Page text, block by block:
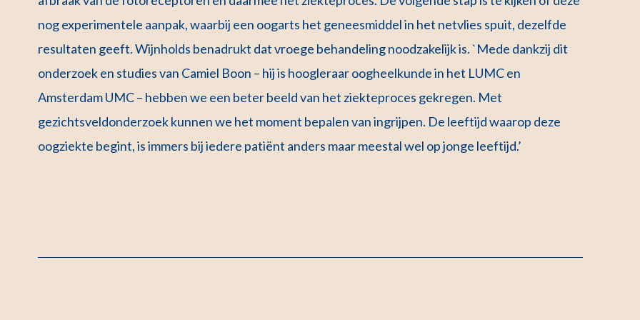
nog experimentele aanpak, waarbij een oogarts het geneesmiddel in het netvlies spuit, dezelfde
resultaten geeft. Wijnholds benadrukt dat vroege behandeling noodzakelijk is. `Mede dankzij dit
onderzoek en studies van Camiel Boon – hij is hoogleraar oogheelkunde in het LUMC en
Amsterdam UMC – hebben we een beter beeld van het ziekteproces gekregen. Met
gezichtsveldonderzoek kunnen we het moment bepalen van ingrijpen. De leeftijd waarop deze
oogziekte begint, is immers bij iedere patiënt anders maar meestal wel op jonge leeftijd.’